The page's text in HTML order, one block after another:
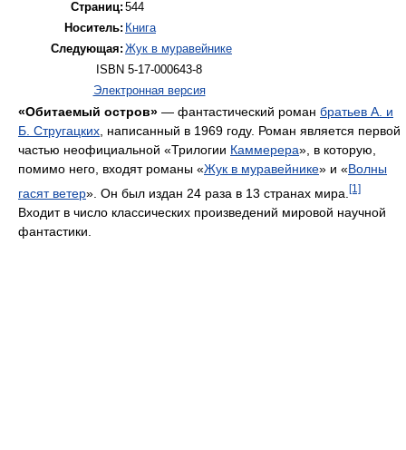
Страниц: 544
Носитель: Книга
Следующая: Жук в муравейнике
ISBN 5-17-000643-8
Электронная версия
«Обитаемый остров» — фантастический роман братьев А. и
Б. Стругацких , написанный в 1969 году. Роман является первой
частью неофициальной «Трилогии Каммерера», в которую,
помимо него, входят романы «Жук в муравейнике» и «Волны
гасят ветер». Он был издан 24 раза в 13 странах мира. [1]
Входит в число классических произведений мировой научной
фантастики.